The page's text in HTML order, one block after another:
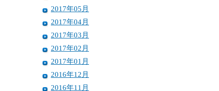
2017年05月
2017年04月
2017年03月
2017年02月
2017年01月
2016年12月
2016年11月